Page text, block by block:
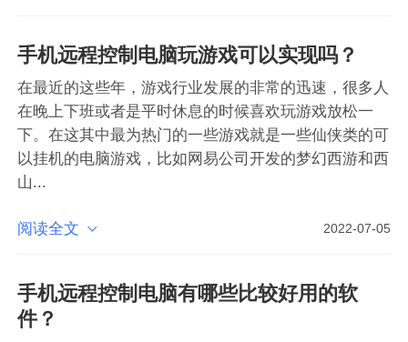
手机远程控制电脑玩游戏可以实现吗？
在最近的这些年，游戏行业发展的非常的迅速，很多人
在晚上下班或者是平时休息的时候喜欢玩游戏放松一
下。在这其中最为热门的一些游戏就是一些仙侠类的可
以挂机的电脑游戏，比如网易公司开发的梦幻西游和西
山...
2022-07-05
阅读全文 
手机远程控制电脑有哪些比较好用的软
件？